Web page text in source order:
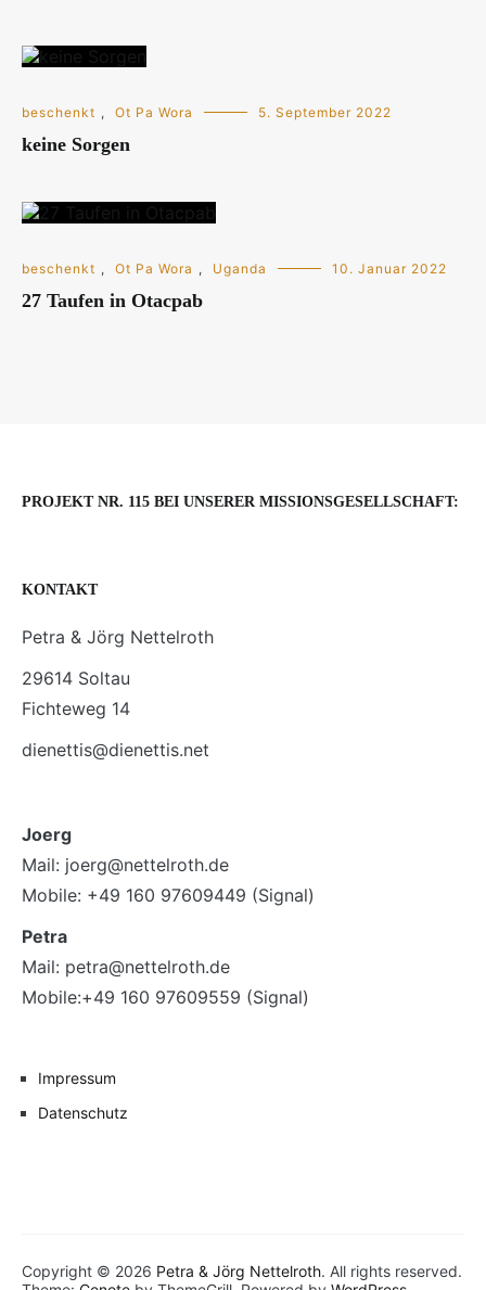
beschenkt , Ot Pa Wora 5. September 2022
keine Sorgen
beschenkt , Ot Pa Wora , Uganda 10. Januar 2022
27 Taufen in Otacpab
PROJEKT NR. 115 BEI UNSERER MISSIONSGESELLSCHAFT:
KONTAKT
Petra & Jörg Nettelroth
29614 Soltau
Fichteweg 14
dienettis@dienettis.net
Joerg
Mail: joerg@nettelroth.de
Mobile: +49 160 97609449 (Signal)
Petra
Mail: petra@nettelroth.de
Mobile:+49 160 97609559 (Signal)
Impressum
Datenschutz
Copyright © 2026 Petra & Jörg Nettelroth. All rights reserved.